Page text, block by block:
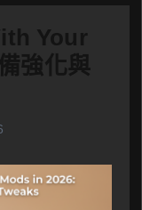
Your
強化與